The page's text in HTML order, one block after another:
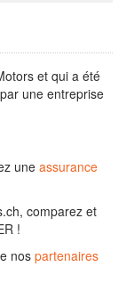
et qui a été
une entreprise
une assurance
comparez et
!
nos partenaires